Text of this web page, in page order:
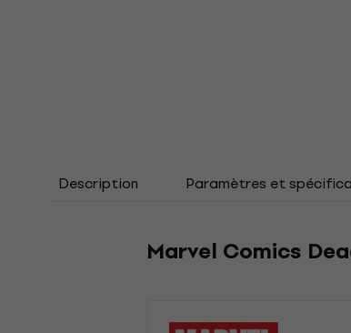
Description Paramètres et
Marvel Comics